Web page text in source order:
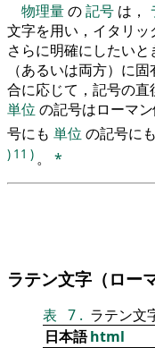
物理量の記号 は，
文字を用い，イタリ
さらに明確にしたい
（あるいは両方）に
合に応じて，記号の直
単位 の記号はローマ
号にも 単位の記号に
) 11 ) 。 *
ラテン文字（ロー
表 7 . ラテン文
日本語html